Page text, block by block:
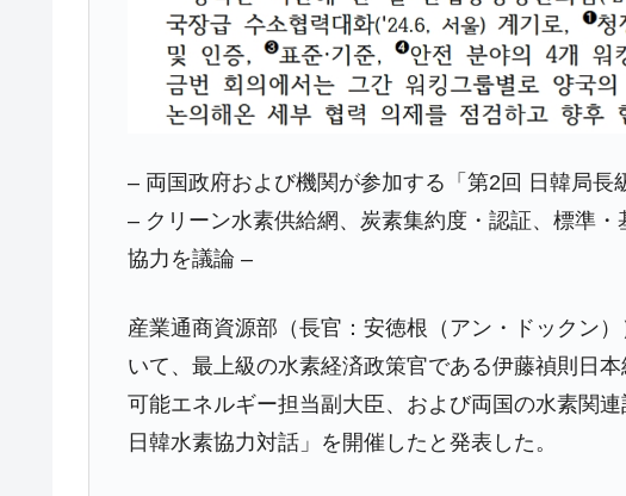
『Money1』 韓国政府「ニセＫ-ブランドを通報しようキャン
『Money1』 韓国「橋が落ちました」⇒ 耐久性「なさすぎ」で
『Money1』 韓国鉄鋼最大手『POSCO』ズブズブ沈む。営業
Fact1 夏の甲子園、優勝校を最も多く輩出している都道府県と
Fact1 今話題の「楽天ライオンズ」とは？
Fact1 奇跡の毛色「白毛馬」とは？
Fact1 全て勝つといくら？ 競馬GI競走で勝利騎手がもらえる
Fact1 平成仮面ライダーの意外すぎるモチーフとは？
Fact1 発表から2日で大崩壊、鳴かず飛ばずに終わりそうなス
Fact1 日本人マスターズ挑戦の歴史。松山以前に最高位だった
– 両国政府および機関が参加する「第2回 日韓局長
– クリーン水素供給網、炭素集約度・認証、標準
協力を議論 –
産業通商資源部（長官：安徳根（アン・ドックン
いて、最上級の水素経済政策官である伊藤禎則日
可能エネルギー担当副大臣、および両国の水素関
日韓水素協力対話」を開催したと発表した。